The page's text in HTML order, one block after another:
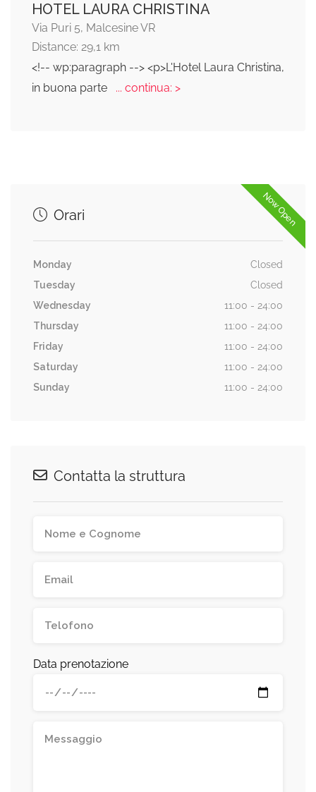
HOTEL LAURA CHRISTINA
Via Puri 5, Malcesine VR
Distance: 29,1 km
<!-- wp:paragraph --> <p>L'Hotel Laura Christina,
in buona parte
... continua: >
Now Open
Orari
Monday
Closed
Tuesday
Closed
Wednesday
11:00 - 24:00
Thursday
11:00 - 24:00
Friday
11:00 - 24:00
Saturday
11:00 - 24:00
Sunday
11:00 - 24:00
Contatta la struttura
Data prenotazione